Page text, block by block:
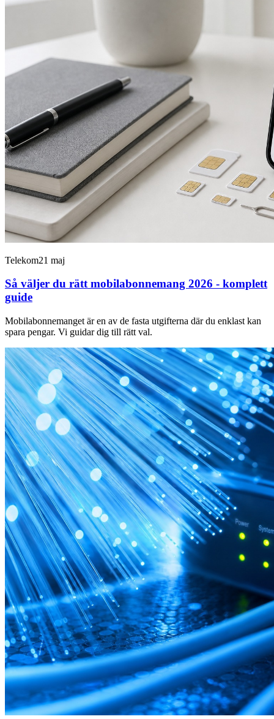
Telekom21 maj
Så väljer du rätt mobilabonnemang 2026 - komplett
guide
Mobilabonnemanget är en av de fasta utgifterna där du enklast kan
spara pengar. Vi guidar dig till rätt val.